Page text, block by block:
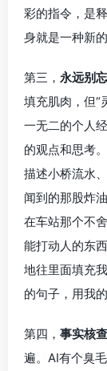
彩的指令，是
身就是一种新
第三， 永远别
填充肌肉，但“
一无二的个人
的观点和思考
描述小桥流水
闻到的那股炸
在车站那个不
能打动人的东
地往里面填充
的句子，用我
第四， 事实核
遍。AI有个臭